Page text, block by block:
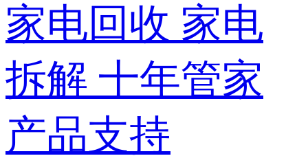
家电回收 家电
拆解 十年管家
产品支持